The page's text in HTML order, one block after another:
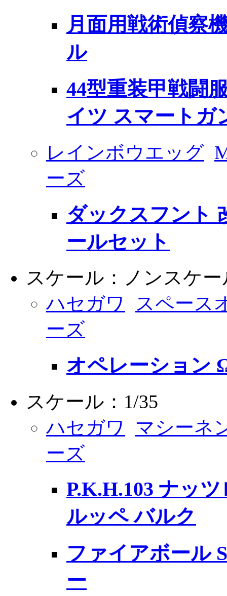
月面用戦術偵察
ル
44型重装甲戦闘
イツ スマートガ
レインボウエッグ
ーズ
ダックスフント
ールセット
スケール：ノンスケー
ハセガワ
スペース
ーズ
オペレーション
スケール：1/35
ハセガワ
マシーネ
ーズ
P.K.H.103 ナッ
ルッペ バルク
ファイアボール
ー